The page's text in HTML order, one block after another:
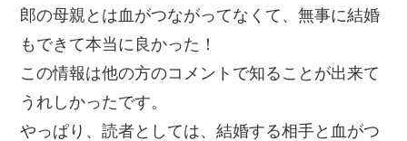
郎の母親とは血がつながってなくて、無事に結婚
もできて本当に良かった！
この情報は他の方のコメントで知ることが出来て
うれしかったです。
やっぱり、読者としては、結婚する相手と血がつ